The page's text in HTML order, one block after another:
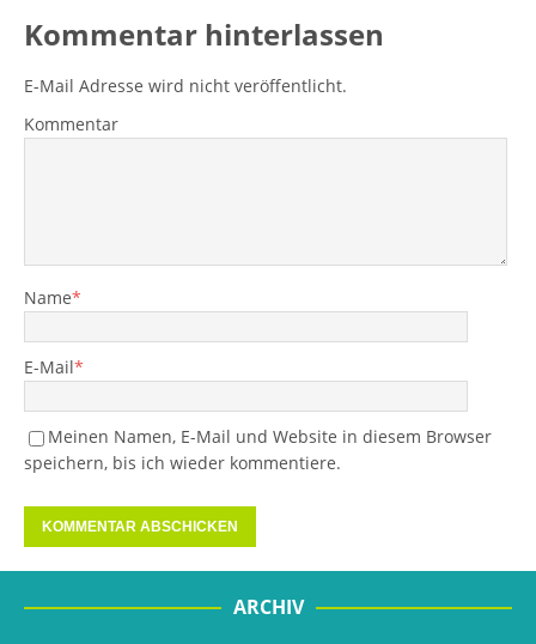
Kommentar hinterlassen
E-Mail Adresse wird nicht veröffentlicht.
Kommentar
Name*
E-Mail*
Meinen Namen, E-Mail und Website in diesem Browser
speichern, bis ich wieder kommentiere.
ARCHIV